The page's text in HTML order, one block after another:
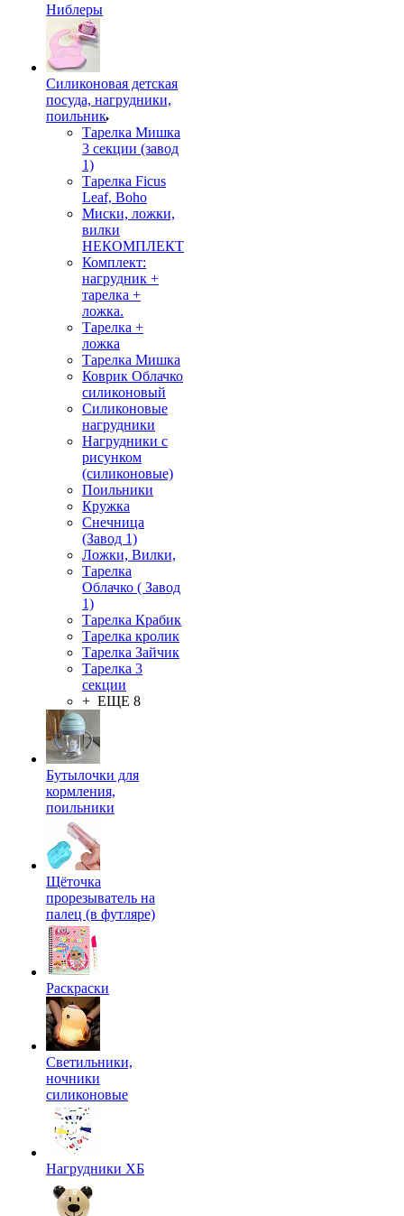
Ниблеры
Силиконовая детская
посуда, нагрудники,
поильник
Тарелка Мишка
3 секции (завод
1)
Тарелка Ficus
Leaf, Boho
Миски, ложки,
вилки
НЕКОМПЛЕКТ
Комплект:
нагрудник +
тарелка +
ложка.
Тарелка +
ложка
Тарелка Мишка
Коврик Облачко
силиконовый
Силиконовые
нагрудники
Нагрудники с
рисунком
(силиконовые)
Поильники
Кружка
Снечница
(Завод 1)
Ложки, Вилки,
Тарелка
Облачко ( Завод
1)
Тарелка Крабик
Тарелка кролик
Тарелка Зайчик
Тарелка 3
секции
+ ЕЩЕ 8
Бутылочки для
кормления,
поильники
Щёточка
прорезыватель на
палец (в футляре)
Раскраски
Светильники,
ночники
силиконовые
Нагрудники ХБ